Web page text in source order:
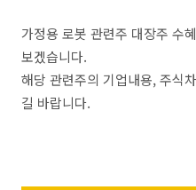
가정용 로봇 관련주 대장주 수
보겠습니다.
해당 관련주의 기업내용, 주식
길 바랍니다.